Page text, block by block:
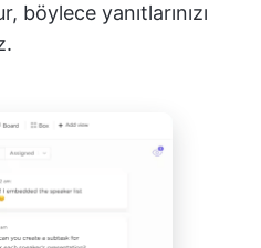
böylece yanıtlarınızı